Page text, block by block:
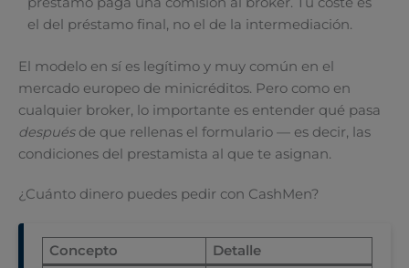
el del préstamo final, no el de la intermediación.
El modelo en sí es legítimo y muy común en el
mercado europeo de minicréditos. Pero como en
cualquier broker, lo importante es entender qué pasa
despuésde que rellenas el formulario — es decir, las
condiciones del prestamista al que te asignan.
¿Cuánto dinero puedes pedir con CashMen?
Concepto
Detalle